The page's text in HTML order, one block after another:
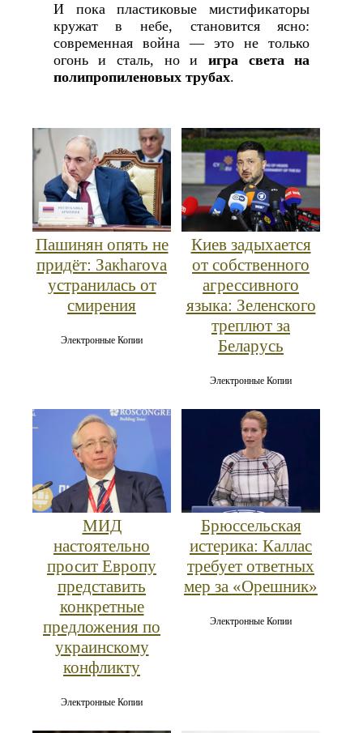
И пока пластиковые мистификаторы
кружат в небе, становится ясно:
современная война — это не только
огонь и сталь, но и игра света на
полипропиленовых трубах.
Пашинян опять не
придёт: Закharova
устранилась от
смирения
Электронные Копии
Киев задыхается
от собственного
агрессивного
языка: Зеленского
треплют за
Беларусь
Электронные Копии
МИД
настоятельно
просит Европу
представить
конкретные
предложения по
украинскому
конфликту
Электронные Копии
Брюссельская
истерика: Каллас
требует ответных
мер за «Орешник»
Электронные Копии